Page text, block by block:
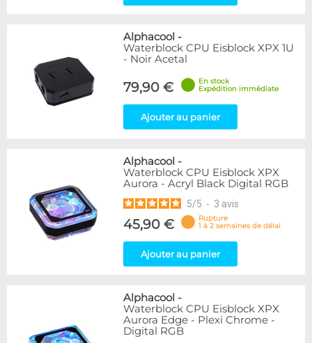
Alphacool -
Waterblock CPU Eisblock XPX 1U
- Noir Acetal
79,90 €
En stock
Expédition immédiate
Ajouter au panier
Alphacool -
Waterblock CPU Eisblock XPX
Aurora - Acryl Black Digital RGB
5/5 - 3 avis
45,90 €
Rupture
1 à 2 semaines de délai
Ajouter au panier
Alphacool -
Waterblock CPU Eisblock XPX
Aurora Edge - Plexi Chrome -
Digital RGB